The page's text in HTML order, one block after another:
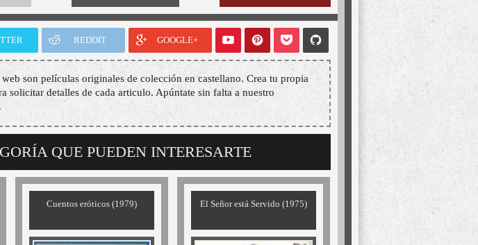
REDDIT GOOGLE+
son películas originales de colección en castellano. Crea tu propia
solicitar detalles de cada articulo. Apúntate sin falta a nuestro
QUE PUEDEN INTERESARTE
Cuentos eróticos (1979) El Señor está Servido (1975)